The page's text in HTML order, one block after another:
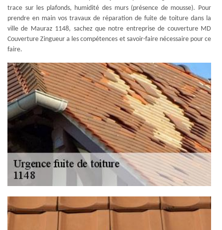
trace sur les plafonds, humidité des murs (présence de mousse). Pour
prendre en main vos travaux de réparation de fuite de toiture dans la
ville de Mauraz 1148, sachez que notre entreprise de couverture MD
Couverture Zingueur a les compétences et savoir-faire nécessaire pour ce
faire.